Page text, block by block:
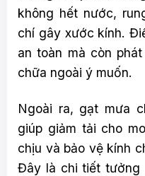
không hết nước,
chí gây xước kính.
an toàn mà còn
chữa ngoài ý muốn.
Ngoài ra, gạt mưa
giúp giảm tải cho
chịu và bảo vệ kính
Đây là chi tiết tưởng